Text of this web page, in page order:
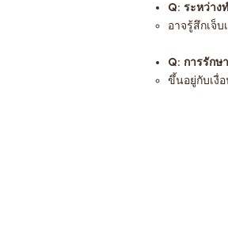
Q: ระหว่าง
อาจรู้สึกเจ็
Q: การรักษ
ขึ้นอยู่กับเงื่